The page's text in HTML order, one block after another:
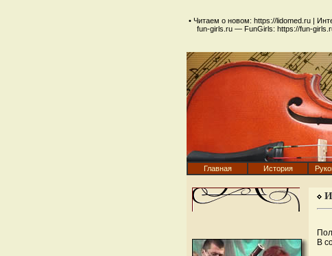
• Читаем о новом: https://lidomed.ru|
fun-girls.ru— FunGirls: https://fun-
Главная История
В